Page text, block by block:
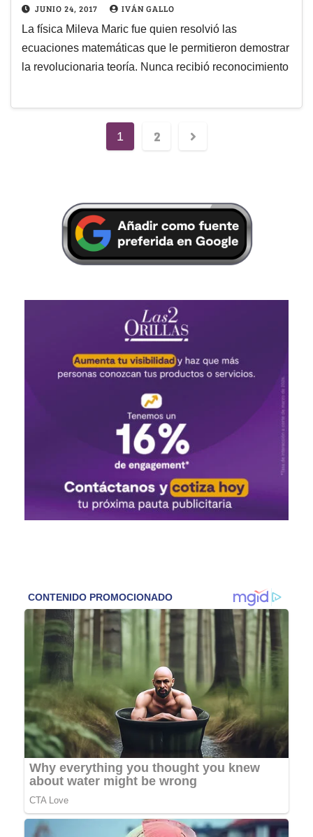
JUNIO 24, 2017 IVÁN GALLO
La física Mileva Maric fue quien resolvió las
ecuaciones matemáticas que le permitieron demostrar
la revolucionaria teoría. Nunca recibió reconocimiento
1 2